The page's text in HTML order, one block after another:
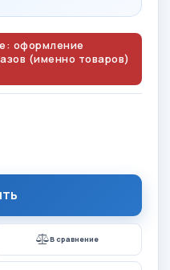
оформление
(именно товаров)
В сравнение